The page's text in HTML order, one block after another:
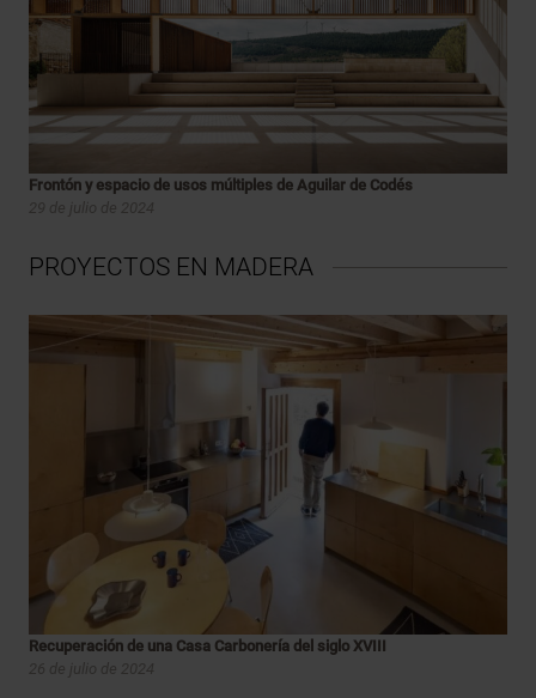
Frontón y espacio de usos múltiples de Aguilar de Codés
29 de julio de 2024
PROYECTOS EN MADERA
Recuperación de una Casa Carbonería del siglo XVIII
26 de julio de 2024